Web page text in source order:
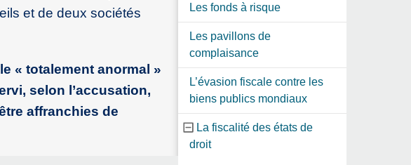
et de deux sociétés
« totalement anormal »
selon l’accusation,
affranchies de
Les fonds à risque
Les pavillons de
complaisance
L’évasion fiscale contre les
biens publics mondiaux
La fiscalité des états de
droit